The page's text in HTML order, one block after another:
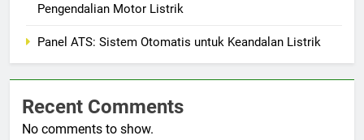
Pengendalian Motor Listrik
Panel ATS: Sistem Otomatis untuk Keandalan Listrik
Recent Comments
No comments to show.